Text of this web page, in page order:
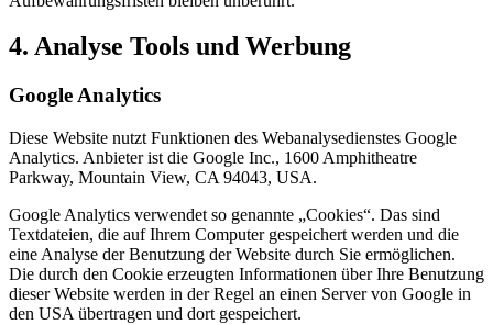
4. Analyse Tools und Werbung
Google Analytics
Diese Website nutzt Funktionen des Webanalysedienstes Google
Analytics. Anbieter ist die Google Inc., 1600 Amphitheatre
Parkway, Mountain View, CA 94043, USA.
Google Analytics verwendet so genannte „Cookies“. Das sind
Textdateien, die auf Ihrem Computer gespeichert werden und die
eine Analyse der Benutzung der Website durch Sie ermöglichen.
Die durch den Cookie erzeugten Informationen über Ihre Benutzung
dieser Website werden in der Regel an einen Server von Google in
den USA übertragen und dort gespeichert.